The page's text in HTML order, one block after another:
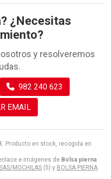
€ . Producto en stock, recogida en
e imágenes de Bolsa pierna
MOCHILAS (5) y BOLSA PIERNA
¿Necesitas
y resolveremos
982 240 623
EMAIL